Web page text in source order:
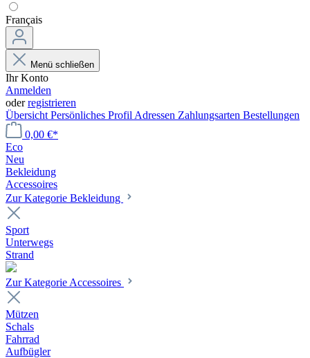
Français
Menü schließen
Ihr Konto
Anmelden
oderregistrieren
Übersicht Persönliches Profil Adressen Zahlungsarten Bestellungen
0,00 €*
Eco
Neu
Bekleidung
Accessoires
Zur Kategorie Bekleidung
Sport
Unterwegs
Strand
Zur Kategorie Accessoires
Mützen
Schals
Fahrrad
Aufbügler